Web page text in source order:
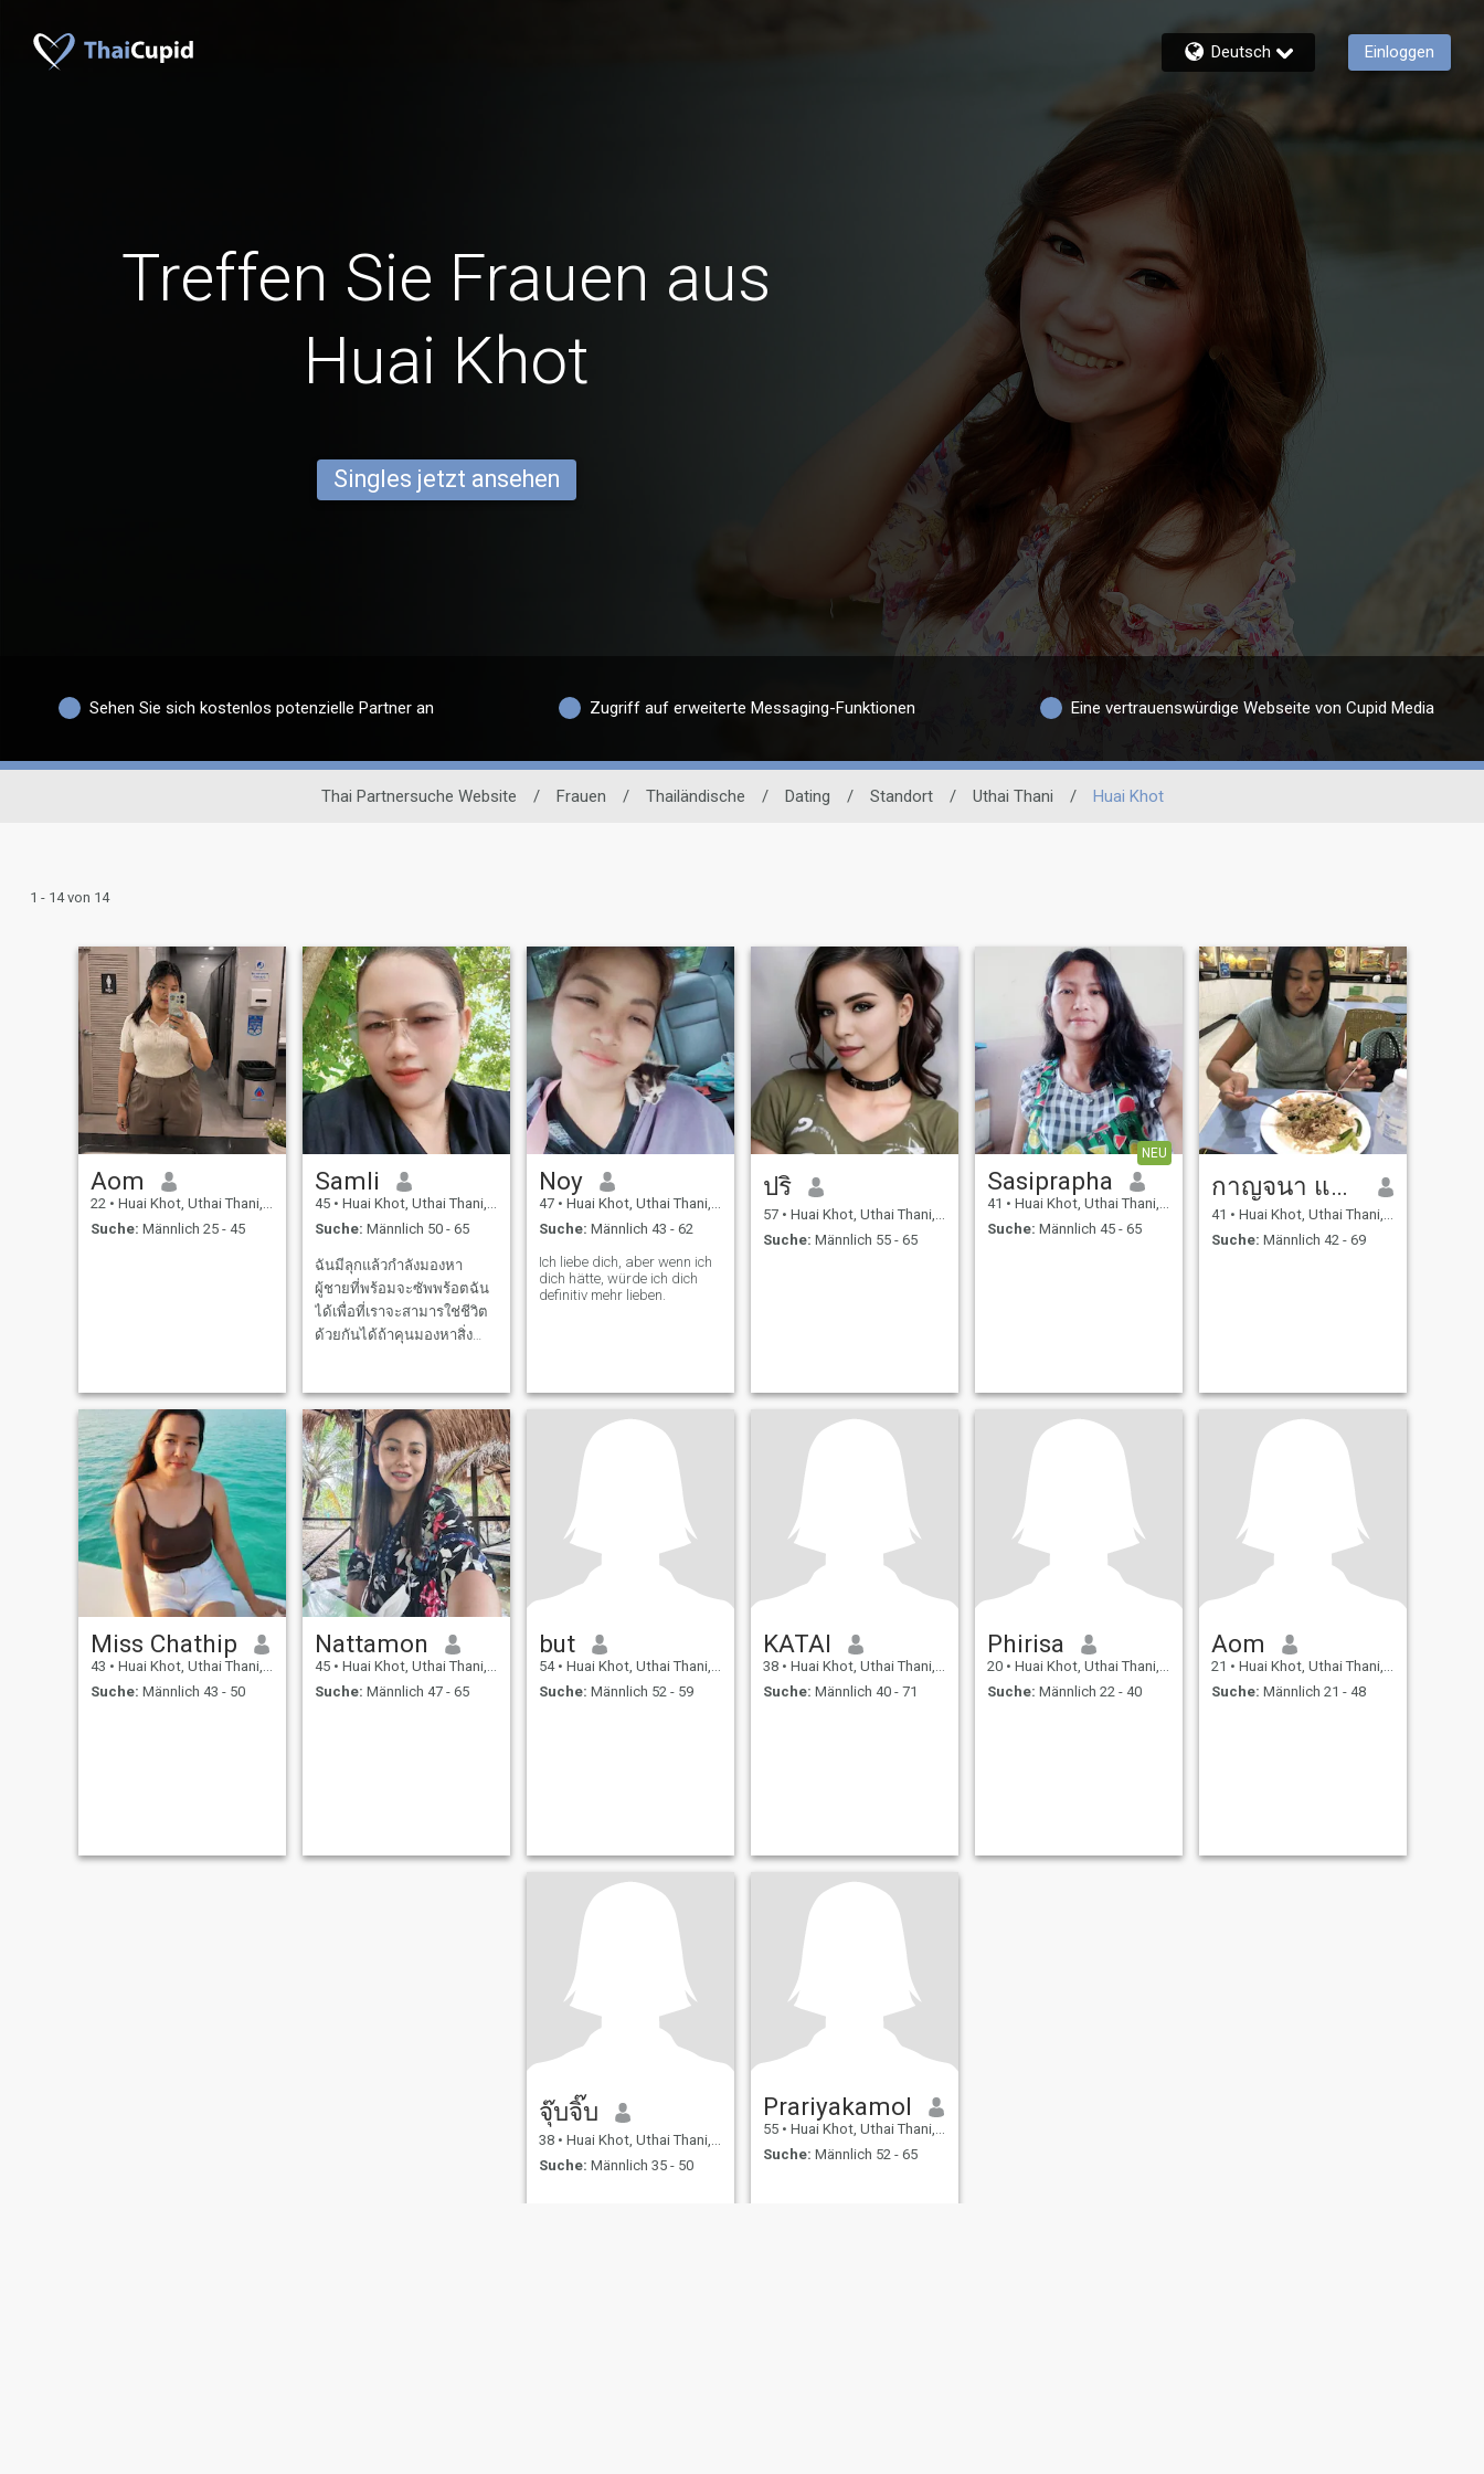
Deutsch Einloggen
Treffen Sie Frauen aus
Huai Khot
Singles jetzt ansehen
Sehen Sie sich kostenlos potenzielle Partner an Zugriff auf erweiterte Messaging-Funktionen Eine vertrauenswürdige Webseite von Cupid Media
Thai Partnersuche Website / Frauen / Thailändische / Dating / Standort / Uthai Thani / Huai Khot
1 - 14 von 14
Aom
22 • Huai Khot, Uthai Thani, Thailand
Suche: Männlich 25 - 45
Samli
45 • Huai Khot, Uthai Thani, Thailand
Suche: Männlich 50 - 65
ฉันมีลุกแล้วกำลังมองหา
ผู้ชายที่พร้อมจะซัพพร้อตฉัน
ได้เพื่อที่เราจะสามารใช่ชีวิต
ด้วยกันได้ถ้าคุนมองหาสิ่ง
Noy
47 • Huai Khot, Uthai Thani, Thailand
Suche: Männlich 43 - 62
Ich liebe dich, aber wenn ich
dich hätte, würde ich dich
definitiv mehr lieben.
ปริ
57 • Huai Khot, Uthai Thani, Thailand
Suche: Männlich 55 - 65
NEU
Sasiprapha
41 • Huai Khot, Uthai Thani, Thailand
Suche: Männlich 45 - 65
กาญจนา​ แมลงภู่​
41 • Huai Khot, Uthai Thani, Thailand
Suche: Männlich 42 - 69
Miss Chathip
43 • Huai Khot, Uthai Thani, Thailand
Suche: Männlich 43 - 50
Nattamon
45 • Huai Khot, Uthai Thani, Thailand
Suche: Männlich 47 - 65
but
54 • Huai Khot, Uthai Thani, Thailand
Suche: Männlich 52 - 59
KATAI
38 • Huai Khot, Uthai Thani, Thailand
Suche: Männlich 40 - 71
Phirisa
20 • Huai Khot, Uthai Thani, Thailand
Suche: Männlich 22 - 40
Aom
21 • Huai Khot, Uthai Thani, Thailand
Suche: Männlich 21 - 48
จุ๊บจิ๊บ
38 • Huai Khot, Uthai Thani, Thailand
Suche: Männlich 35 - 50
Prariyakamol
55 • Huai Khot, Uthai Thani, Thailand
Suche: Männlich 52 - 65